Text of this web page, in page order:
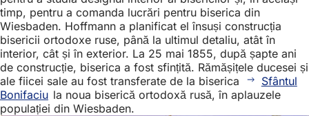
timp, pentru a comanda lucrări pentru biserica din
Wiesbaden. Hoffmann a planificat el însuși construcția
bisericii ortodoxe ruse, până la ultimul detaliu, atât în
interior, cât și în exterior. La 25 mai 1855, după șapte ani
de construcție, biserica a fost sfințită. Rămășițele ducesei și
ale fiicei sale au fost transferate de la biserica
Sfântul
Bonifaciu la noua biserică ortodoxă rusă, în aplauzele
populației din Wiesbaden.